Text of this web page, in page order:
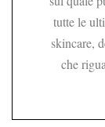
tutte le
skincare,
che